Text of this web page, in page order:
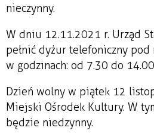
nieczynny.
W dniu 12.11.2021 r. Urząd
pełnić dyżur telefoniczny
w godzinach: od 7.30 do
Dzień wolny w piątek 12
Miejski Ośrodek Kultury. W
będzie niedzynny.